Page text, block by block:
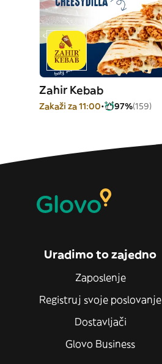
Zahir Kebab
Zakaži za 11:00 97%(159)
Uradimo to zajedno
Zaposlenje
Registruj svoje poslovanje
Dostavljači
Glovo Business